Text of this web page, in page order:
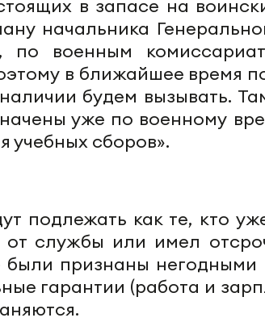
в запасе на
начальника
по военным
в ближайшее время
будем вызывать.
уже по военному
учебных сборов».
подлежать как те, кто
от службы или имел
признаны негодными
гарантии (работа и